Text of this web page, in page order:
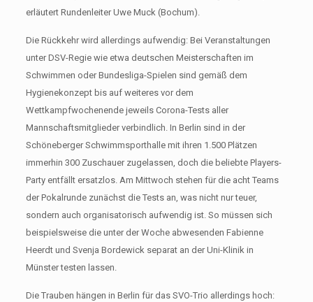
erläutert Rundenleiter Uwe Muck (Bochum).
Die Rückkehr wird allerdings aufwendig: Bei Veranstaltungen
unter DSV-Regie wie etwa deutschen Meisterschaften im
Schwimmen oder Bundesliga-Spielen sind gemäß dem
Hygienekonzept bis auf weiteres vor dem
Wettkampfwochenende jeweils Corona-Tests aller
Mannschaftsmitglieder verbindlich. In Berlin sind in der
Schöneberger Schwimmsporthalle mit ihren 1.500 Plätzen
immerhin 300 Zuschauer zugelassen, doch die beliebte Players-
Party entfällt ersatzlos. Am Mittwoch stehen für die acht Teams
der Pokalrunde zunächst die Tests an, was nicht nur teuer,
sondern auch organisatorisch aufwendig ist. So müssen sich
beispielsweise die unter der Woche abwesenden Fabienne
Heerdt und Svenja Bordewick separat an der Uni-Klinik in
Münster testen lassen.
Die Trauben hängen in Berlin für das SVO-Trio allerdings hoch: